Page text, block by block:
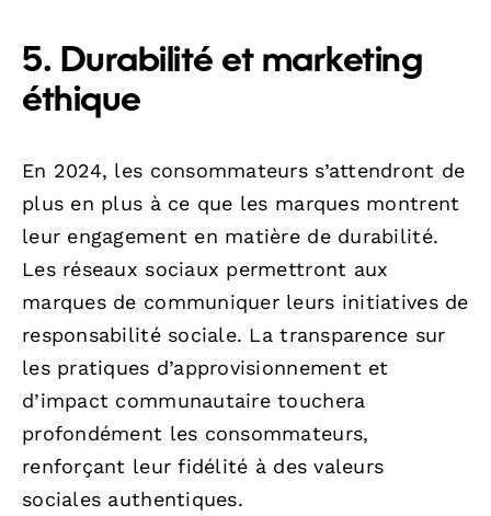
5. Durabilité et marketing
éthique
En 2024, les consommateurs s’attendront de
plus en plus à ce que les marques montrent
leur engagement en matière de durabilité.
Les réseaux sociaux permettront aux
marques de communiquer leurs initiatives de
responsabilité sociale. La transparence sur
les pratiques d’approvisionnement et
d’impact communautaire touchera
profondément les consommateurs,
renforçant leur fidélité à des valeurs
sociales authentiques.